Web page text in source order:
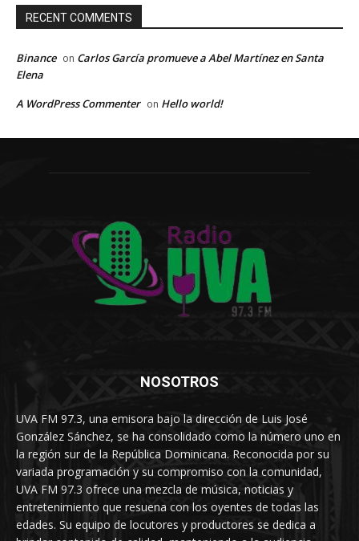
RECENT COMMENTS
Binance on Carlos García promueve a Abel Martínez en Santa
Elena
A WordPress Commenter on Hello world!
NOSOTROS
UVA FM 97.3, una emisora bajo la dirección de Luis José
González Sánchez, se ha consolidado como la número uno en
la región sur de la República Dominicana. Reconocida por su
variada programación y su compromiso con la comunidad,
UVA FM 97.3 ofrece una mezcla de música, noticias y
entretenimiento que resuena con los oyentes de todas las
edades. Su equipo de locutores y productores se dedica a